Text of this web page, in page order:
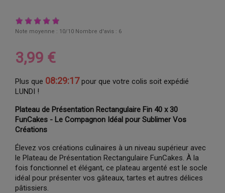
Note moyenne : 10/10 Nombre d'avis : 6
3,99 €
Plus que 08:29:17pour que votre colis soit expédié
LUNDI !
Plateau de Présentation Rectangulaire Fin 40 x 30
FunCakes - Le Compagnon Idéal pour Sublimer Vos
Créations
Élevez vos créations culinaires à un niveau supérieur avec
le Plateau de Présentation Rectangulaire FunCakes. À la
fois fonctionnel et élégant, ce plateau argenté est le socle
idéal pour présenter vos gâteaux, tartes et autres délices
pâtissiers.